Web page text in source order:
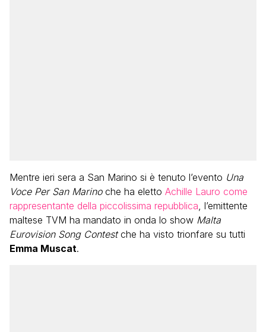
Mentre ieri sera a San Marino si è tenuto l’evento Una
Voce Per San Marinoche ha eletto Achille Lauro come
rappresentante della piccolissima repubblica, l’emittente
maltese TVM ha mandato in onda lo show Malta
Eurovision Song Contestche ha visto trionfare su tutti
Emma Muscat.